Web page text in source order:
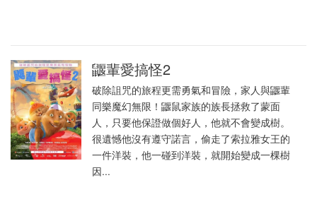
鼴輩愛搞怪2
破除詛咒的旅程更需勇氣和冒險，家人與鼴輩
同樂魔幻無限！鼴鼠家族的族長拯救了蒙面
人，只要他保證做個好人，他就不會變成樹。
很遺憾他沒有遵守諾言，偷走了索拉雅女王的
一件洋裝，他一碰到洋裝，就開始變成一棵樹
因...